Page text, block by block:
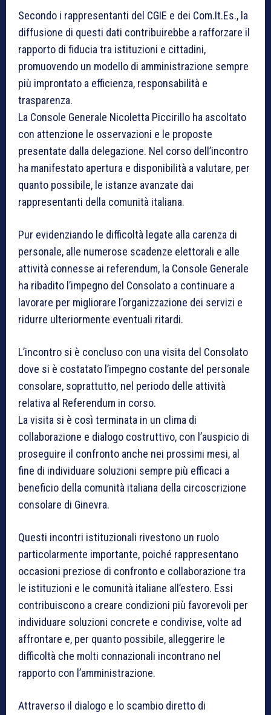
Secondo i rappresentanti del CGIE e dei Com.It.Es., la
diffusione di questi dati contribuirebbe a rafforzare il
rapporto di fiducia tra istituzioni e cittadini,
promuovendo un modello di amministrazione sempre
più improntato a efficienza, responsabilità e
trasparenza.
La Console Generale Nicoletta Piccirillo ha ascoltato
con attenzione le osservazioni e le proposte
presentate dalla delegazione. Nel corso dell’incontro
ha manifestato apertura e disponibilità a valutare, per
quanto possibile, le istanze avanzate dai
rappresentanti della comunità italiana.
Pur evidenziando le difficoltà legate alla carenza di
personale, alle numerose scadenze elettorali e alle
attività connesse ai referendum, la Console Generale
ha ribadito l’impegno del Consolato a continuare a
lavorare per migliorare l’organizzazione dei servizi e
ridurre ulteriormente eventuali ritardi.
L’incontro si è concluso con una visita del Consolato
dove si è costatato l’impegno costante del personale
consolare, soprattutto, nel periodo delle attività
relativa al Referendum in corso.
La visita si è così terminata in un clima di
collaborazione e dialogo costruttivo, con l’auspicio di
proseguire il confronto anche nei prossimi mesi, al
fine di individuare soluzioni sempre più efficaci a
beneficio della comunità italiana della circoscrizione
consolare di Ginevra.
Questi incontri istituzionali rivestono un ruolo
particolarmente importante, poiché rappresentano
occasioni preziose di confronto e collaborazione tra
le istituzioni e le comunità italiane all’estero. Essi
contribuiscono a creare condizioni più favorevoli per
individuare soluzioni concrete e condivise, volte ad
affrontare e, per quanto possibile, alleggerire le
difficoltà che molti connazionali incontrano nel
rapporto con l’amministrazione.
Attraverso il dialogo e lo scambio diretto di